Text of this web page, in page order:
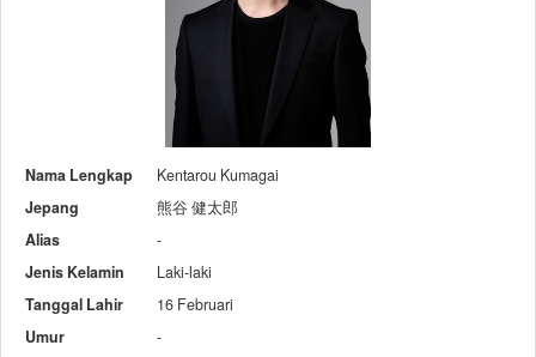
Nama Lengkap
Kentarou Kumagai
Jepang
熊谷 健太郎
Alias
-
Jenis Kelamin
Laki-laki
Tanggal Lahir
16 Februari
Umur
-